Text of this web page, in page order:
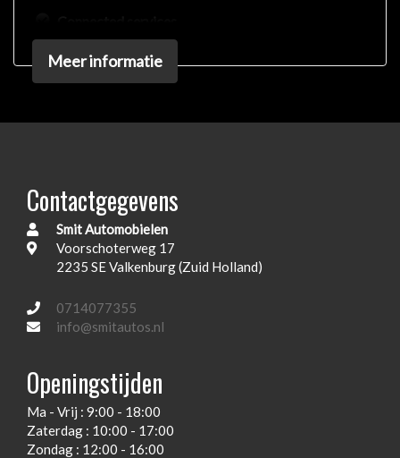
Dodehoek detectie
Elektronisch sper differentieel
Hoofd airbag(s) achter
Hoofd airbag(s) voor
Keyless start
Oliedrukmeter
Onderhoudsboekjes aanwezig
Parkeersensoren voor en achter
Passagiersairbag
Meer informatie
Contactgegevens
Smit Automobielen
Voorschoterweg 17
2235 SE Valkenburg (Zuid Holland)
0714077355
info@smitautos.nl
Openingstijden
Ma - Vrij : 9:00 - 18:00
Zaterdag : 10:00 - 17:00
Zondag : 12:00 - 16:00